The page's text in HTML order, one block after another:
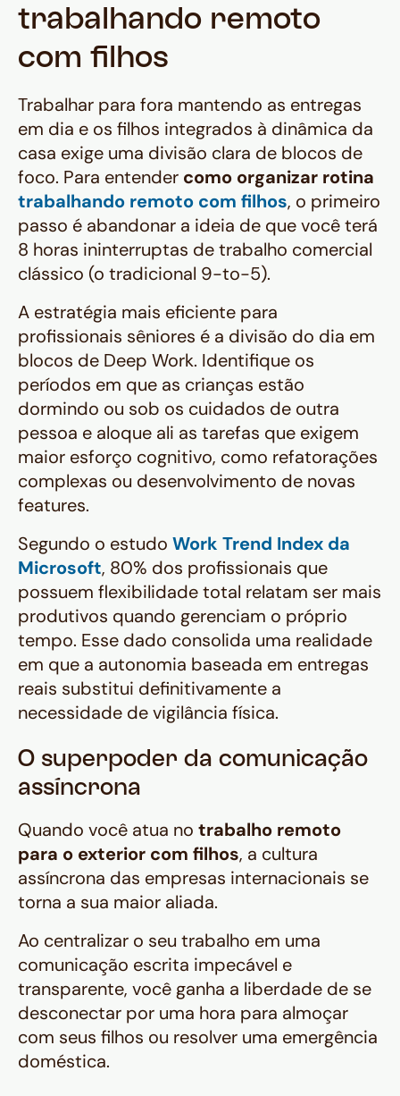
trabalhando remoto
com filhos
Trabalhar para fora mantendo as entregas
em dia e os filhos integrados à dinâmica da
casa exige uma divisão clara de blocos de
foco. Para entender como organizar rotina
trabalhando remoto com filhos, o primeiro
passo é abandonar a ideia de que você terá
8 horas ininterruptas de trabalho comercial
clássico (o tradicional 9-to-5).
A estratégia mais eficiente para
profissionais sêniores é a divisão do dia em
blocos de Deep Work. Identifique os
períodos em que as crianças estão
dormindo ou sob os cuidados de outra
pessoa e aloque ali as tarefas que exigem
maior esforço cognitivo, como refatorações
complexas ou desenvolvimento de novas
features.
Segundo o estudo Work Trend Index da
Microsoft, 80% dos profissionais que
possuem flexibilidade total relatam ser mais
produtivos quando gerenciam o próprio
tempo. Esse dado consolida uma realidade
em que a autonomia baseada em entregas
reais substitui definitivamente a
necessidade de vigilância física.
O superpoder da comunicação
assíncrona
Quando você atua no trabalho remoto
para o exterior com filhos, a cultura
assíncrona das empresas internacionais se
torna a sua maior aliada.
Ao centralizar o seu trabalho em uma
comunicação escrita impecável e
transparente, você ganha a liberdade de se
desconectar por uma hora para almoçar
com seus filhos ou resolver uma emergência
doméstica.